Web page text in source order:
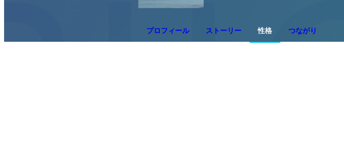
プロフィール ストーリー 性格 つながり